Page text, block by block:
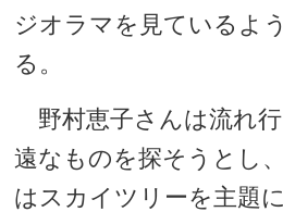
ジオラマを見ているよ
る。
野村恵子さんは流れ
遠なものを探そうとし
はスカイツリーを主題